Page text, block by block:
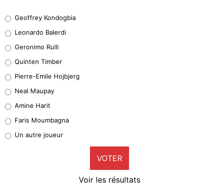
38%
32%
5%
1%
9%
Geoffrey Kondogbia
Leonardo Balerdi
Geronimo Rulli
Quinten Timber
Pierre-Emile Hojbjerg
Neal Maupay
Amine Harit
Faris Moumbagna
Un autre joueur
VOTER
Voir les résultats